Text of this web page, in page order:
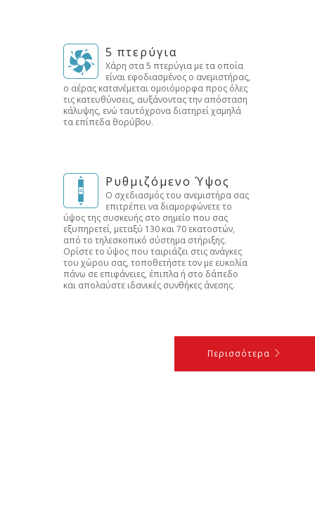
5 πτερύγια
Χάρη στα 5 πτερύγια με τα οποία
είναι εφοδιασμένος ο ανεμιστήρας,
ο αέρας κατανέμεται ομοιόμορφα προς όλες
τις κατευθύνσεις, αυξάνοντας την απόσταση
κάλυψης, ενώ ταυτόχρονα διατηρεί χαμηλά
τα επίπεδα θορύβου.
Ρυθμιζόμενο Ύψος
Ο σχεδιασμός του ανεμιστήρα σας
επιτρέπει να διαμορφώνετε το
ύψος της συσκευής στο σημείο που σας
εξυπηρετεί, μεταξύ 130 και 70 εκατοστών,
από το τηλεσκοπικό σύστημα στήριξης.
Ορίστε το ύψος που ταιριάζει στις ανάγκες
του χώρου σας, τοποθετήστε τον με ευκολία
πάνω σε επιφάνειες, έπιπλα ή στο δάπεδο
και απολαύστε ιδανικές συνθήκες άνεσης.
Περισσότερα